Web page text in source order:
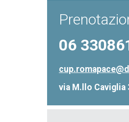
06
via M.llo Caviglia